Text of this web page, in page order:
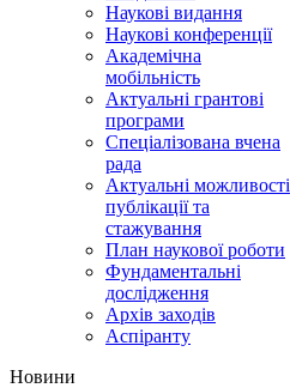
Наукові видання
Наукові конференції
Академічна
мобільність
Актуальні грантові
програми
Спеціалізована вчена
рада
Актуальні можливості
публікації та
стажування
План наукової роботи
Фундаментальні
дослідження
Архів заходів
Аспіранту
Hовини